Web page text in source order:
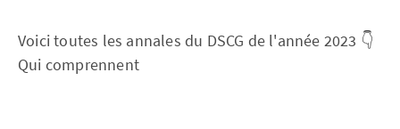
Voici toutes les annales du DSCG de l'année 2023 👇
Qui comprennent